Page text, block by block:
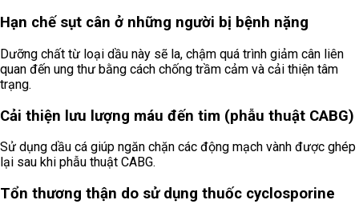
Hạn chế sụt cân ở những người bị bệnh nặng
Dưỡng chất từ loại dầu này sẽ la, chậm quá trình giảm cân liên
quan đến ung thư bằng cách chống trầm cảm và cải thiện tâm
trạng.
Cải thiện lưu lượng máu đến tim (phẫu thuật CABG)
Sử dụng dầu cá giúp ngăn chặn các động mạch vành được ghép
lại sau khi phẫu thuật CABG.
Tổn thương thận do sử dụng thuốc cyclosporine